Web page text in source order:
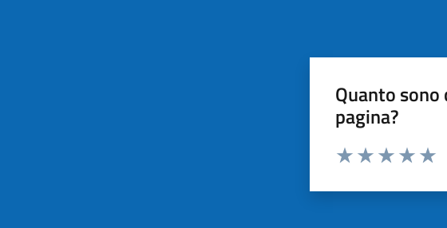
Quanto
pagina?
Valuta da 1 a 5 stelle la